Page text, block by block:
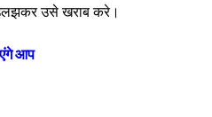
उसे खराब करे।
आप